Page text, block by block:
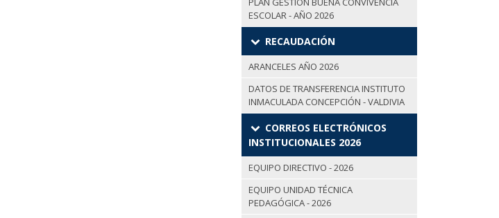
ESCOLAR - AÑO 2026
RECAUDACIÓN
ARANCELES AÑO 2026
DATOS DE TRANSFERENCIA INSTITUTO
INMACULADA CONCEPCIÓN - VALDIVIA
CORREOS ELECTRÓNICOS
INSTITUCIONALES 2026
EQUIPO DIRECTIVO - 2026
EQUIPO UNIDAD TÉCNICA
PEDAGÓGICA - 2026